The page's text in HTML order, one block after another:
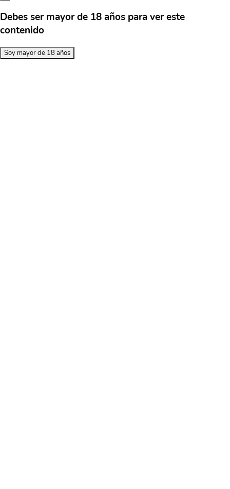
Debes ser mayor de 18 años para ver este
contenido
Soy mayor de 18 años